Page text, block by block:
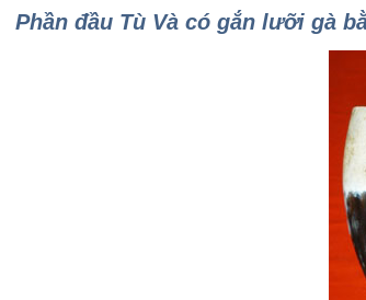
Phần đầu Tù Và có gắn lưỡi gà